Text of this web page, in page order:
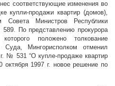
соответствующие изменения во
купли-продажи квартир (домов),
Совета Министров Республики
По представлению прокурора
положено толкование
Суда, Мингорисполком отменил
. № 531 “О купле-продаже квартир
октября 1997 г. новое решение по